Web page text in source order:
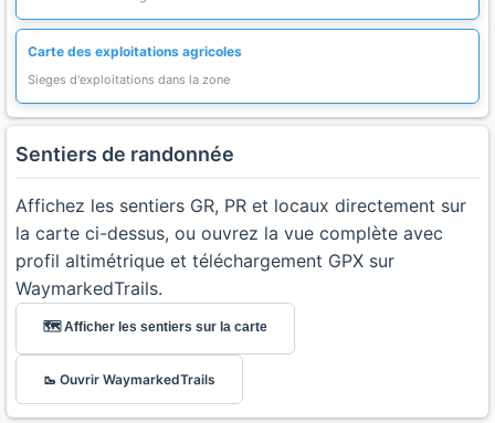
Carte des exploitations agricoles
Sieges d'exploitations dans la zone
Sentiers de randonnée
Affichez les sentiers GR, PR et locaux directement sur
la carte ci-dessus, ou ouvrez la vue complète avec
profil altimétrique et téléchargement GPX sur
WaymarkedTrails.
🗺️ Afficher les sentiers sur la carte
🥾 Ouvrir WaymarkedTrails